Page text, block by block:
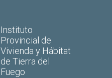
Instituto
Provincial de
Vivienda y Hábitat
de Tierra del
Fuego